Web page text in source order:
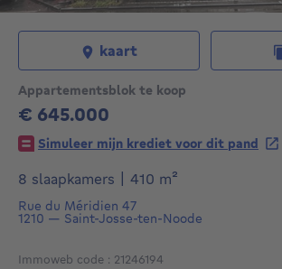
Appartementsblok te koop
€ 645.000
645000€
Simuleer mijn krediet voor dit pand
8 slaapkamers
410 m²
Rue du Méridien 47
1210 — Saint-Josse-ten-Noode
Immoweb code : 21246194
kaart